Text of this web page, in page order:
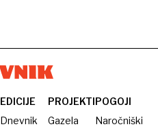
EDICIJE
Dnevnik
PROJEKTI
Gazela
POGOJI
Naročniški